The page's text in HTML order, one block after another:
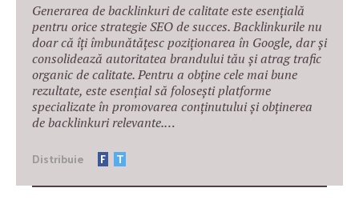
Generarea de backlinkuri de calitate este esențială
pentru orice strategie SEO de succes. Backlinkurile nu
doar că îți îmbunătățesc poziționarea în Google, dar și
consolidează autoritatea brandului tău și atrag trafic
organic de calitate. Pentru a obține cele mai bune
rezultate, este esențial să folosești platforme
specializate în promovarea conținutului și obținerea
de backlinkuri relevante.…
Distribuie F T